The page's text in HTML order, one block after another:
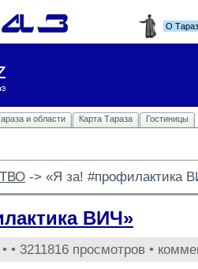
О
и области Карта Тараза Гостиницы
-> «Я за! #профилактика
ВИЧ»
• 3211816 просмотров •